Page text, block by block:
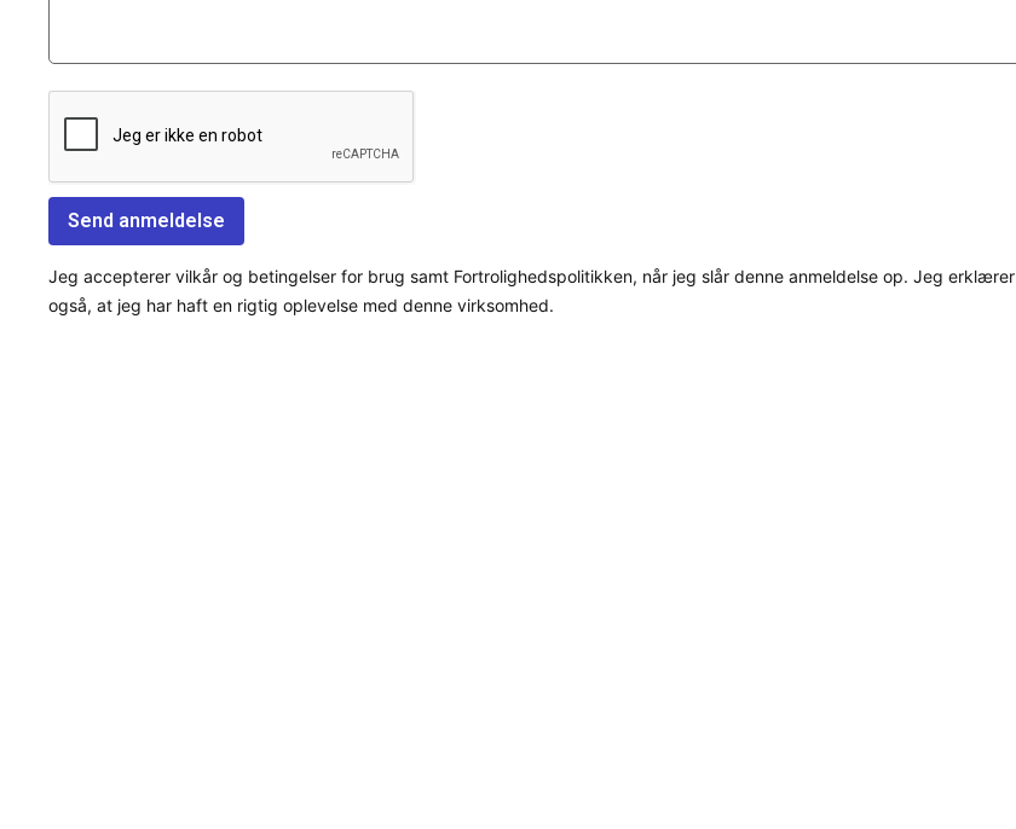
Jeg accepterer vilkår og betingelser for brug samt Fortrolighedspolitikken, når jeg slår denne anmeldelse op. Jeg erklærer
også, at jeg har haft en rigtig oplevelse med denne virksomhed.